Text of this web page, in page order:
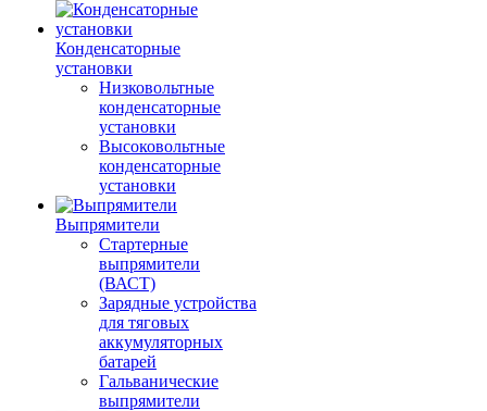
Конденсаторные
установки
Низковольтные
конденсаторные
установки
Высоковольтные
конденсаторные
установки
Выпрямители
Стартерные
выпрямители
(ВАСТ)
Зарядные устройства
для тяговых
аккумуляторных
батарей
Гальванические
выпрямители